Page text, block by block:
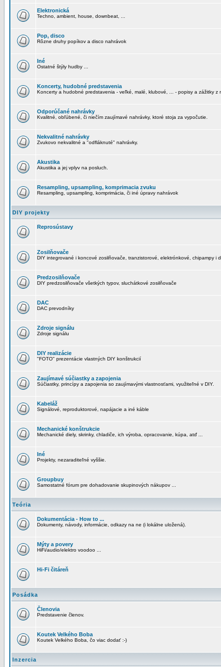
Elektronická
Techno, ambient, house, downbeat, ...
Pop, disco
Rôzne druhy popíkov a disco nahrávok
Iné
Ostatné štýly hudby ...
Koncerty, hudobné predstavenia
Koncerty a hudobné predstavenia - veľké, malé, klubové, ... - popisy a zážitky z
Odporúčané nahrávky
Kvalitné, obľúbené, či niečím zaujímavé nahrávky, ktoré stoja za vypočutie.
Nekvalitné nahrávky
Zvukovo nekvalitné a "odfláknuté" nahrávky.
Akustika
Akustika a jej vplyv na posluch.
Resampling, upsampling, komprimacia zvuku
Resampling, upsampling, komprimácia, či iné úpravy nahrávok
DIY projekty
Reprosústavy
Zosilňovače
DIY integrované i koncové zosilňovače, tranzistorové, elektrónkové, chipampy i
Predzosilňovače
DIY predzosilňovače všetkých typov, sluchátkové zosilňovače
DAC
DAC prevodníky
Zdroje signálu
Zdroje signálu
DIY realizácie
"FOTO" prezentácie vlastných DIY konštrukcií
Zaujímavé súčiastky a zapojenia
Súčiastky, princípy a zapojenia so zaujímavými vlastnosťami, využiteľné v DIY.
Kabeláž
Signálové, reproduktorové, napájacie a iné káble
Mechanické konštrukcie
Mechanické diely, skrinky, chladiče, ich výroba, opracovanie, kúpa, atď ...
Iné
Projekty, nezaraditeľné vyššie.
Groupbuy
Samostatné fórum pre dohadovanie skupinových nákupov ...
Teória
Dokumentácia - How to ...
Dokumenty, návody, informácie, odkazy na ne (i lokálne uložená).
Mýty a povery
HiFi/audio/elektro voodoo ...
Hi-Fi čitáreň
Posádka
Členovia
Predstavenie členov.
Koutek Velkého Boba
Koutek Velkého Boba, čo viac dodať :-)
Inzercia